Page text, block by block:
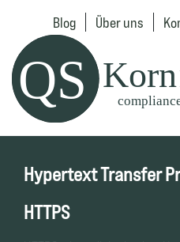
Blog Über uns
Hypertext Transfer
HTTPS